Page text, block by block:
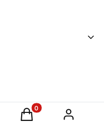
Produkty w koszyku:
Premium